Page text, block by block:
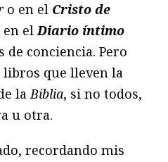
o en el Cristo de
en elDiario íntimo
conciencia. Pero
que lleven la
laBiblia, si no todos,
u otra.
recordando mis